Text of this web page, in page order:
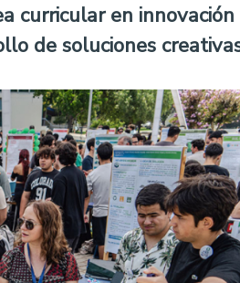
curricular en
de soluciones